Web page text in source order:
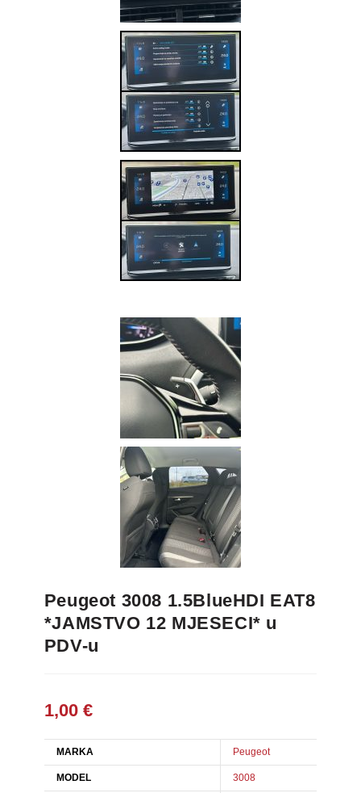
Peugeot 3008 1.5BlueHDI EAT8
*JAMSTVO 12 MJESECI* u
PDV-u
1,00 €
MARKA Peugeot
MODEL 3008